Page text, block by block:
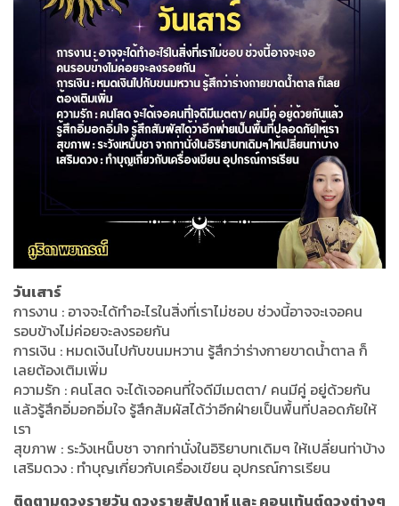
วันเสาร์
การงาน : อาจจะได้ทำอะไรในสิ่งที่เราไม่ชอบ ช่วงนี้อาจจะเจอคน
รอบข้างไม่ค่อยจะลงรอยกัน
การเงิน : หมดเงินไปกับขนมหวาน รู้สึกว่าร่างกายขาดน้ำตาล ก็
เลยต้องเติมเพิ่ม
ความรัก : คนโสด จะได้เจอคนที่ใจดีมีเมตตา/ คนมีคู่ อยู่ด้วยกัน
แล้วรู้สึกอิ่มอกอิ่มใจ รู้สึกสัมผัสได้ว่าอีกฝ่ายเป็นพื้นที่ปลอดภัยให้
เรา
สุขภาพ : ระวังเหน็บชา จากท่านั่งในอิริยาบทเดิมๆ ให้เปลี่ยนท่าบ้าง
เสริมดวง : ทำบุญเกี่ยวกับเครื่องเขียน อุปกรณ์การเรียน
ติดตามดวงรายวัน ดวงรายสัปดาห์ และ คอนเท้นต์ดวงต่างๆ